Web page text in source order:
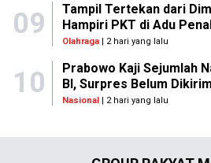
09
Tampil Tertekan dari
Hampiri PKT di Adu
Olahraga| 2 hari yang lalu
10
Prabowo Kaji Sejumlah
BI, Surpres Belum
Nasional| 2 hari yang lalu